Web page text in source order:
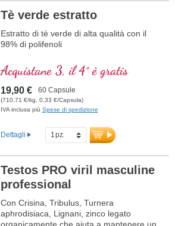
Tè verde estratto
Estratto di tè verde di alta qualità con il
98% di polifenoli
Acquistane 3, il 4° è gratis
19,90 € 60 Capsule
(710,71 €/kg, 0,33 €/Capsula)
IVA inclusa più Spese di spedizione
Dettagli
Testos PRO viril masculine
professional
Con Crisina, Tribulus, Turnera
aphrodisiaca, Lignani, zinco legato
organicamente che aiuta a mantenere un